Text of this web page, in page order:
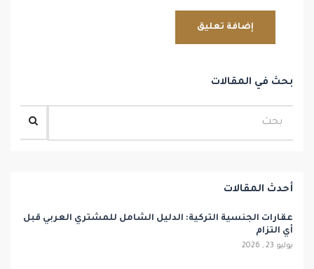
بحث في المقالات
أحدث المقالات
عقارات الجنسية التركية: الدليل الشامل للمشتري العربي قبل
أي التزام
يوليو 23 , 2026